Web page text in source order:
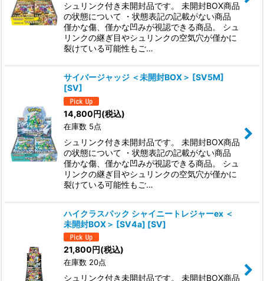
シュリンク付き未開封品です。 未開封BOX商品
の状態について ・状態表記の記載がない商品
僅かな傷、僅かな凹みが視認できる商品。 シュ
リンクの継ぎ目やシュリンクの空気穴が僅かに
裂けている可能性もご…
サイバージャッジ ＜未開封BOX＞ [SV5M]
[SV]
14,800円(税込)
在庫数 5点
シュリンク付き未開封品です。 未開封BOX商品
の状態について ・状態表記の記載がない商品
僅かな傷、僅かな凹みが視認できる商品。 シュ
リンクの継ぎ目やシュリンクの空気穴が僅かに
裂けている可能性もご…
ハイクラスパック シャイニートレジャーex ＜
未開封BOX＞ [SV4a] [SV]
21,800 円(税込)
在庫数 20点
シュリンク付き未開封品です。 未開封BOX商品